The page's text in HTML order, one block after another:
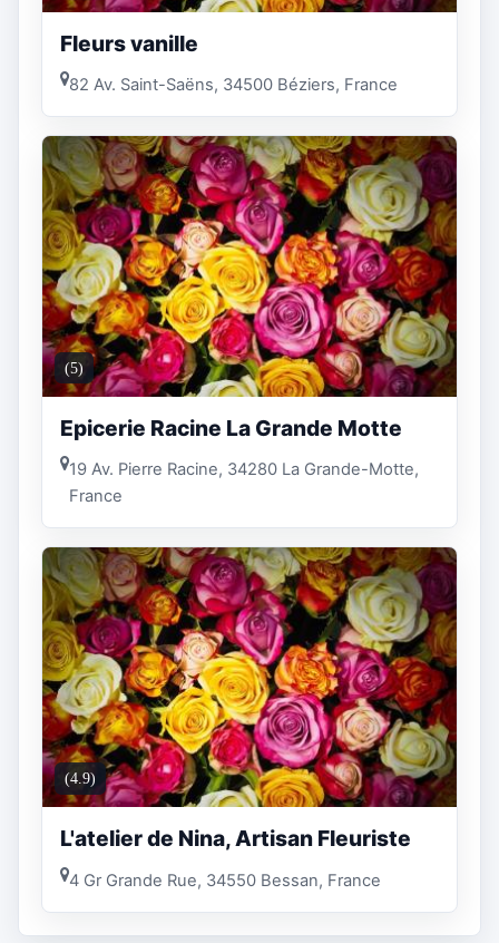
Fleurs vanille
82 Av. Saint-Saëns, 34500 Béziers, France
(5)
Epicerie Racine La Grande Motte
19 Av. Pierre Racine, 34280 La Grande-Motte,
France
(4.9)
L'atelier de Nina, Artisan Fleuriste
4 Gr Grande Rue, 34550 Bessan, France